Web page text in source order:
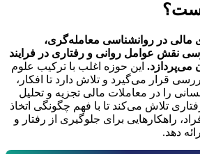
مالی در روانشناسی معامله‌گری،
نقش عوامل روانی و رفتاری در فرایند
می‌پردازد. این حوزه اغلب با ترکیب علوم
قرار می‌گیرد و تلاش دارد تا افکار،
را در معاملات مالی تجزیه و تحلیل
تلاش می‌کند تا با فهم چگونگی اتخاذ
راهکارهایی برای جلوگیری از رفتار و
دهد.